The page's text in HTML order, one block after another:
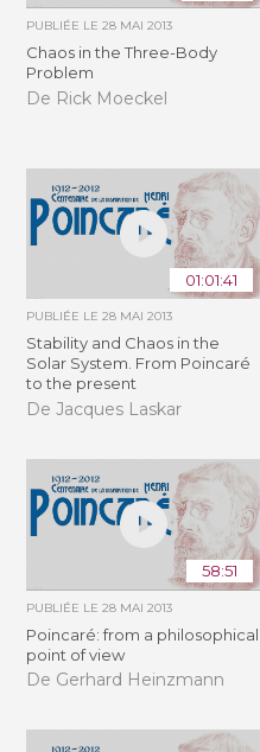
PUBLIÉE LE28 MAI 2013
Chaos in the Three-Body
Problem
De Rick Moeckel
01:01:41
PUBLIÉE LE28 MAI 2013
Stability and Chaos in the
Solar System. From Poincaré
to the present
De Jacques Laskar
58:51
PUBLIÉE LE28 MAI 2013
Poincaré: from a philosophical
point of view
De Gerhard Heinzmann